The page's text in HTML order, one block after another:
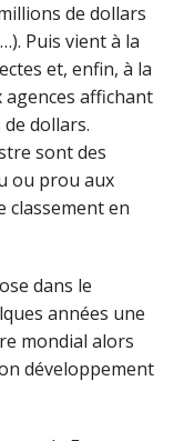
de dollars
Puis vient à la
et, enfin, à la
agences affichant
dollars.
sont des
ou prou aux
classement en
dans le
années une
mondial alors
développement